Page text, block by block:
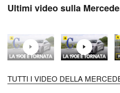
Ultimi video sulla
TUTTI I VIDEO DELLA